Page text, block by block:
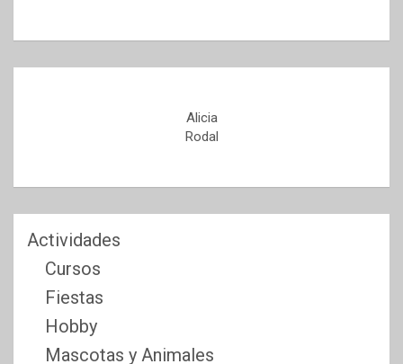
Alicia
Rodal
Actividades
Cursos
Fiestas
Hobby
Mascotas y Animales